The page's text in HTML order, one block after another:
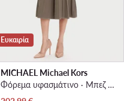
Ευκαιρία
MICHAEL Michael Kors
Φόρεμα υφασμάτινο · Μπεζ · Midi